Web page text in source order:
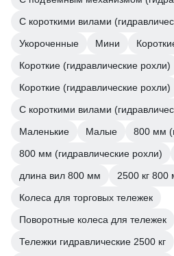
С короткими вилами
Укороченные
Мини
Короткие (гидравлические рохли)
Короткие (гидравлические рохли)
С короткими вилами
Маленькие
Малые
800 мм
800 мм (гидравлические рохли)
длина вил 800 мм
2500 кг 800
Колеса для торговых тележек
Поворотные колеса для тележек
Тележки гидравлические 2500 кг